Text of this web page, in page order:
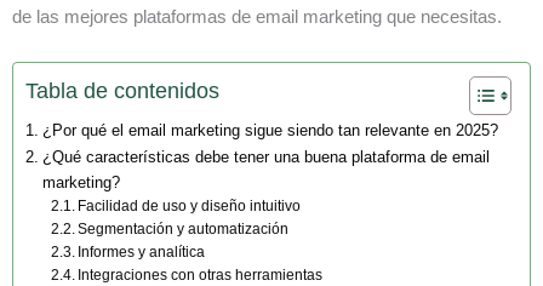
de las mejores plataformas de email marketing que necesitas.
Tabla de contenidos
¿Por qué el email marketing sigue siendo tan relevante en 2025?
¿Qué características debe tener una buena plataforma de email
marketing?
Facilidad de uso y diseño intuitivo
Segmentación y automatización
Informes y analítica
Integraciones con otras herramientas